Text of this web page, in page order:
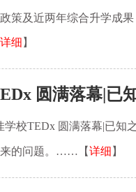
策及近两年综合升学成
详细 】
圆满落幕|已
学校TEDx 圆满落幕|已知
来的问题。……【详细 】